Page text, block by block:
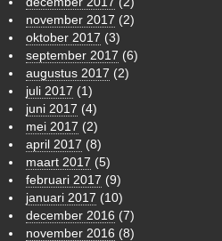
november 2017 (2)
oktober 2017 (3)
september 2017 (6)
augustus 2017 (2)
juli 2017 (1)
juni 2017 (4)
mei 2017 (2)
april 2017 (8)
maart 2017 (5)
februari 2017 (9)
januari 2017 (10)
december 2016 (7)
november 2016 (8)